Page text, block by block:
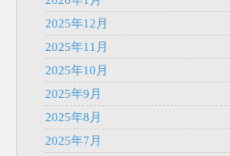
2025年12月
2025年11月
2025年10月
2025年9月
2025年8月
2025年7月